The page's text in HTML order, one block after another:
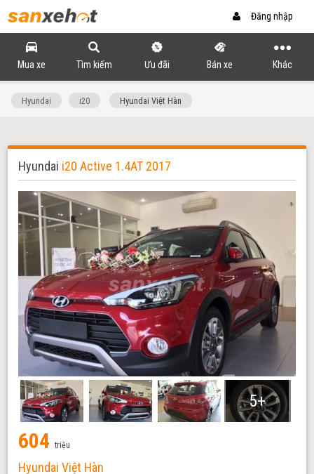
Đăng nhập
Mua xe Tìm kiếm Ưu đãi Bán xe Khác
Hyundai i20 Hyundai Việt Hàn
Hyundai i20 Active 1.4AT 2017
5+
604triệu
Hyundai Việt Hàn